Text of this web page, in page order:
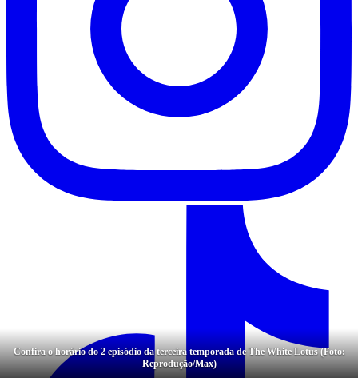
Confira o horário do 2 episódio da terceira temporada de The White Lotus (Foto:
Reprodução/Max)